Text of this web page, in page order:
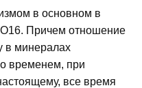
в основном в
Причем отношение
в минералах
временем, при
все время